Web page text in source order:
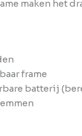
maken het
frame
batterij